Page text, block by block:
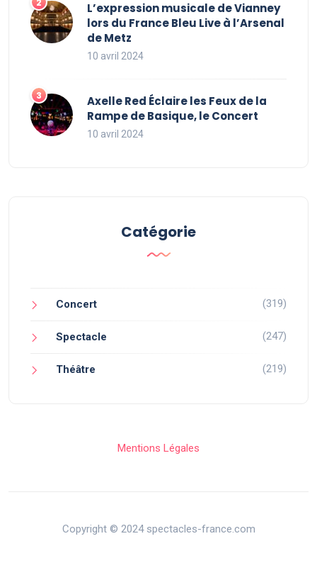
L’expression musicale de Vianney
lors du France Bleu Live à l’Arsenal
de Metz
10 avril 2024
Axelle Red Éclaire les Feux de la
Rampe de Basique, le Concert
10 avril 2024
Catégorie
Concert (319)
Spectacle (247)
Théâtre (219)
Mentions Légales
Copyright © 2024 spectacles-france.com